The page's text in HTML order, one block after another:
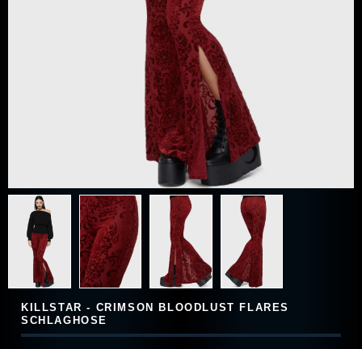
KILLSTAR - CRIMSON BLOODLUST FLARES
SCHLAGHOSE